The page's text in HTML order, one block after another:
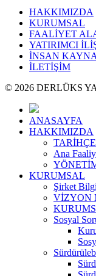
HAKKIMIZDA
KURUMSAL
FAALİYET
YATIRIMCI
İNSAN
İLETİŞİM
© 2026 DERLÜKS
ANASAYFA
HAKKIMIZDA
TARİHÇE
Ana
KURUMSAL
Şirket
VİZYON
Sosyal